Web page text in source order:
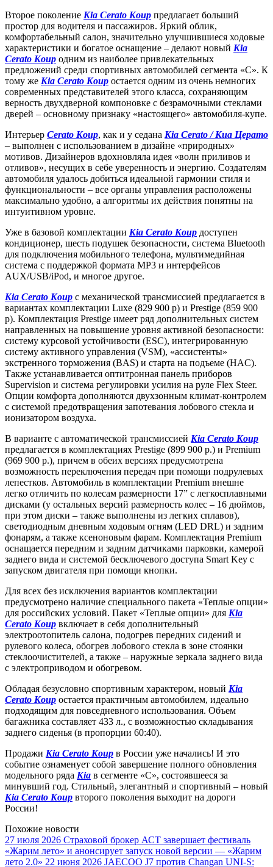
Второе поколение Kia Cerato Koup предлагает больший
простор для водителя и пассажиров. Яркий облик,
комфортабельный салон, значительно улучшившиеся ходовые
характеристики и богатое оснащение – делают новый Kia
Cerato Koup одним из наиболее привлекательных
предложений среди спортивных автомобилей сегмента «С». К
тому же Kia Cerato Koup остается одним из очень немногих
современных представителей этого класса, сохраняющим
верность двухдверной компоновке с безрамочными стеклами
дверей – основному признаку «настоящего» автомобиля-купе.
Интерьер Cerato Koup, как и у седана Kia Cerato / Киа Церато
– выполнен с использованием в дизайне «природных»
мотивов. Дизайнеров вдохновляла идея «волн приливов и
отливов», несущих в себе уверенность и энергию. Создателям
автомобиля удалось добиться идеальной гармонии стиля и
функциональности – все органы управления расположены
максимально удобно, а алгоритмы их действия понятны на
интуитивном уровне.
Уже в базовой комплектации Kia Cerato Koup доступен
кондиционер, шесть подушек безопасности, система Bluetooth
для подключения мобильного телефона, мультимедийная
система с поддержкой формата MP3 и интерфейсов
AUX/USB/iPod, и многое другое.
Kia Cerato Koup с механической трансмиссией предлагается в
вариантах комплектации Luxe (829 900 р) и Prestige (859 900
р). Комплектация Prestige имеет ряд дополнительных систем
направленных на повышение уровня активной безопасности:
систему курсовой устойчивости (ESC), интегрированную
систему активного управления (VSM), «ассистенты»
экстренного торможения (BAS) и старта на подъеме (HAC).
Также устанавливается оптитронная панель приборов
Supervision и система регулировки усилия на руле Flex Steer.
Опции комфорта дополняются двухзонным климат-контролем
с системой предотвращения запотевания лобового стекла и
ионизатором воздуха.
В варианте с автоматической трансмиссией Kia Cerato Koup
предлагается в комплектациях Prestige (899 900 р.) и Premium
(969 900 р.), причем в обеих версиях предусмотрена
возможность переключения передач при помощи подрулевых
лепестков. Автомобиль в комплектации Premium внешне
легко отличить по колесам размерности 17” с легкосплавными
дисками (у остальных версий размерность колес – 16 дюймов,
при этом диски – также выполнены из легких сплавов),
светодиодным дневным ходовым огням (LED DRL) и задним
фонарям, а также ксеноновым фарам. Комплектация Premium
оснащается передним и задним датчиками парковки, камерой
заднего вида и системой бесключевого доступа Smart Key с
запуском двигателя при помощи кнопки.
Для всех без исключения вариантов комплектации
предусмотрено наличие специального пакета «Теплые опции»
для российских условий. Пакет «Теплые опции» для Kia
Cerato Koup включает в себя дополнительный
электроотопитель салона, подогрев передних сидений и
рулевого колеса, обогрев лобового стекла в зоне стоянки
стеклоочистителей, а также – наружные зеркала заднего вида
с электроприводом и обогревом.
Обладая безусловно спортивным характером, новый Kia
Cerato Koup остается практичным автомобилем, идеально
подходящим для повседневного использования. Объем
багажника составляет 433 л., с возможностью складывания
заднего сиденья (в пропорции 60:40).
Продажи Kia Cerato Koup в России уже начались! И это
событие ознаменует собой завершение полного обновления
модельного ряда Kia в сегменте «С», состоявшееся за
минувший год. Стильный, элегантный и спортивный – новый
Kia Cerato Koup второго поколения выходит на дороги
России!
Похожие новости
27 июля 2026 Страховой брокер АСТ завершает фестиваль
«Жарим лето» и анонсирует запуск новой версии — «Жарим
лето 2.0» 22 июня 2026 JAECOO J7 против Changan UNI-S: